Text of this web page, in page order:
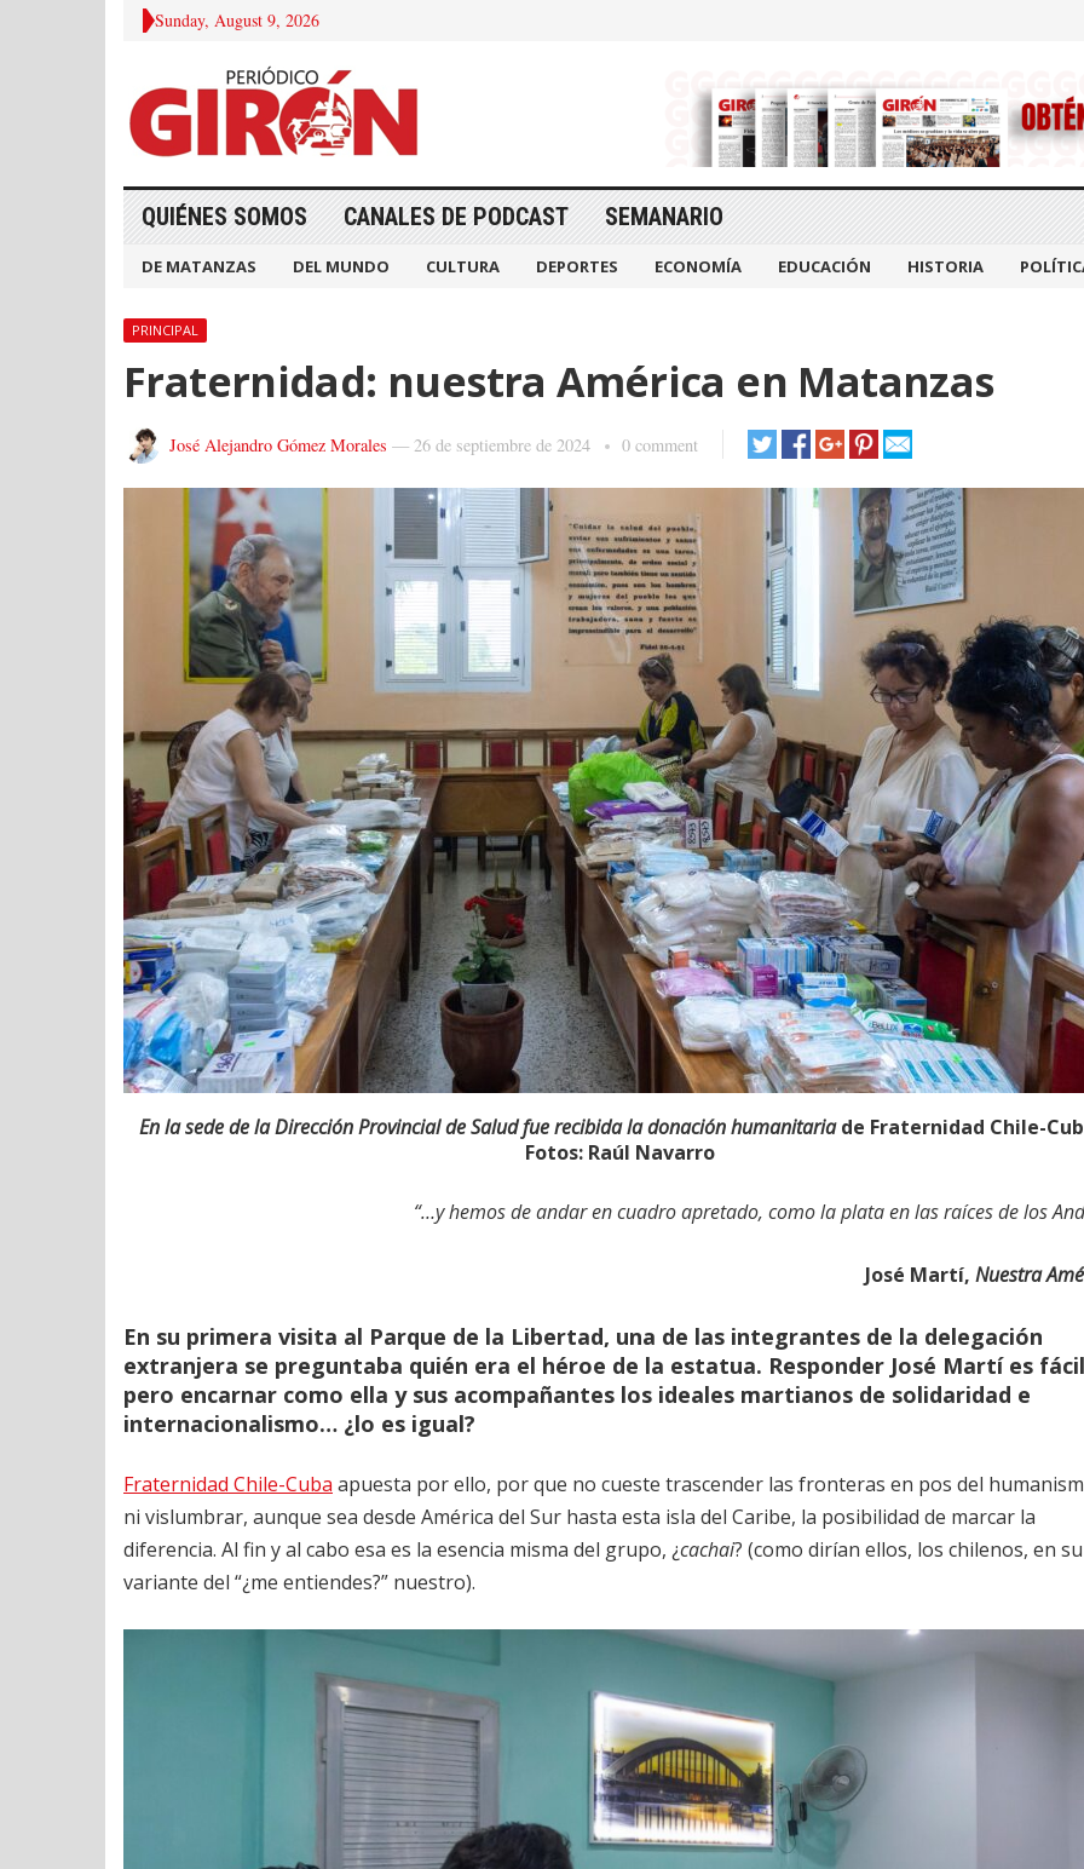
Sunday, August 9, 2026
QUIÉNES SOMOS CANALES DE PODCAST SEMANARIO
DE MATANZAS DEL MUNDO CULTURA DEPORTES ECONOMÍA EDUCACIÓN HISTORIA
PRINCIPAL
Fraternidad: nuestra América en Matanzas
José Alejandro Gómez Morales — 26 de septiembre de 2024 0 comment
En la sede de la Dirección Provincial de Salud fue recibida la donación humanitariade Fraternidad Chile-
Fotos: Raúl Navarro
“…y hemos de andar en cuadro apretado, como la plata en las raíces de los
José Martí, Nuestra
En su primera visita al Parque de la Libertad, una de las integrantes de la delegación
extranjera se preguntaba quién era el héroe de la estatua. Responder José Martí es
pero encarnar como ella y sus acompañantes los ideales martianos de solidaridad e
internacionalismo… ¿lo es igual?
Fraternidad Chile-Cuba apuesta por ello, por que no cueste trascender las fronteras en pos del
ni vislumbrar, aunque sea desde América del Sur hasta esta isla del Caribe, la posibilidad de marcar la
diferencia. Al fin y al cabo esa es la esencia misma del grupo, ¿cachai? (como dirían ellos, los chilenos, en su
variante del “¿me entiendes?” nuestro).